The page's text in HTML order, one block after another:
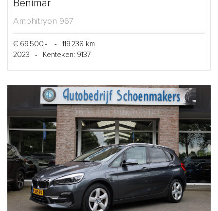
Benimar
Amphitryon 967
€ 69.500,- -
119.238 km
2023
- Kenteken: 9137